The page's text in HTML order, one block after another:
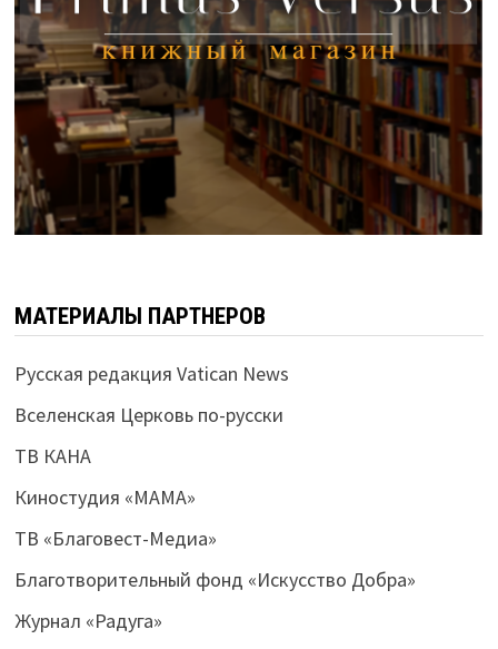
МАТЕРИАЛЫ ПАРТНЕРОВ
Русская редакция Vatican News
Вселенская Церковь по-русски
ТВ КАНА
Киностудия «МАМА»
ТВ «Благовест-Медиа»
Благотворительный фонд «Искусство Добра»
Журнал «Радуга»